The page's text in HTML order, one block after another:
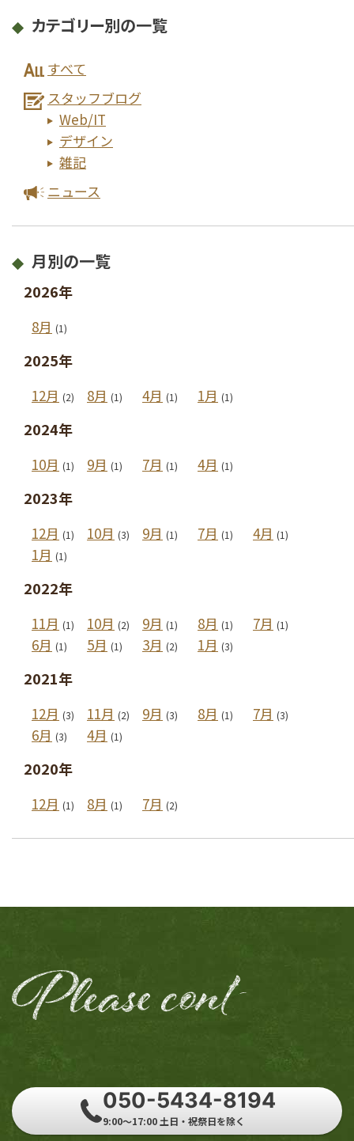
カテゴリー別の一覧
すべて
スタッフブログ
Web/IT
デザイン
雑記
ニュース
月別の一覧
2026年
8月 (1)
2025年
12月 (2) 8月 (1) 4月 (1) 1月 (1)
2024年
10月 (1) 9月 (1) 7月 (1) 4月 (1)
2023年
12月 (1) 10月 (3) 9月 (1) 7月 (1) 4月 (1)
1月 (1)
2022年
11月 (1) 10月 (2) 9月 (1) 8月 (1) 7月 (1)
6月 (1) 5月 (1) 3月 (2) 1月 (3)
2021年
12月 (3) 11月 (2) 9月 (3) 8月 (1) 7月 (3)
6月 (3) 4月 (1)
2020年
12月 (1) 8月 (1) 7月 (2)
050-5434-8194
9:00～17:00 土日・祝祭日を除く